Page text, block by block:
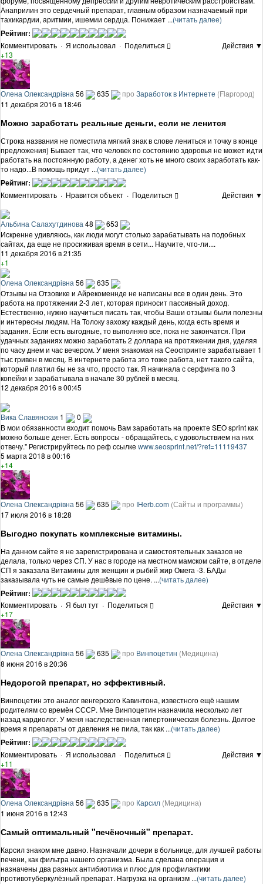
Анаприлин это сердечный препарат, главным образом назначаемый при
тахикардии, аритмии, ишемии сердца. Понижает ...(читать далее)
Рейтинг:
Комментировать · Я использовал · Поделиться
Действия ▼
+13
Олена Олександрівна 56 635 про Заработок в Интернете (Flapгород)
11 декабря 2016 в 18:46
Можно заработать реальные деньги, если не ленится
Строка названия не поместила мягкий знак в слове лениться и точку в конце
предложения) Бывает так, что человек по состоянию здоровья не может идти
работать на постоянную работу, а денег хоть не много своих заработать как-
то надо...В помощь придут ...(читать далее)
Рейтинг:
Комментировать · Нравится объект · Поделиться Действия ▼
Альбина Салахутдинова48
653
Искренне удивляюсь, как люди могут столько зарабатывать на подобных
сайтах, да еще не просиживая время в сети... Научите, что-ли....
11 декабря 2016 в 21:35
+1
Олена Олександрівна 56
635
Отзывы на Отзовике и Айрекоменнде не написаны все в один день. Это
работа на протяжении 2-3 лет, которая приносит пассивный доход.
Естественно, нужно научиться писать так, чтобы Ваши отзывы были полезны
и интересны людям. На Толоку захожу каждый день, когда есть время и
задания. Если есть выгодные, то выполняю все, пока не закончатся. При
удачных заданиях можно заработать 2 доллара на протяжении дня, уделяя
по часу днем и час вечером. У меня знакомая на Сеоспринте зарабатывает 1
тыс гривен в месяц. В интернете работа это тоже работа, нет такого сайта,
который платил бы не за что, просто так. Я начинала с серфинга по 3
копейки и зарабатывала в начале 30 рублей в месяц.
12 декабря 2016 в 00:45
Вика Славянская 1
0
В мои обязанности входит помочь Вам заработать на проекте SEO sprint как
можно больше денег. Есть вопросы - обращайтесь, с удовольствием на них
отвечу." Регистрируйтесь по реф ссылке www.seosprint.net/?ref=11119437
5 марта 2018 в 00:16
+14
Олена Олександрівна 56 635 про IHerb.com (Сайты и программы)
17 июля 2016 в 18:28
Выгодно покупать комплексные витамины.
На данном сайте я не зарегистрирована и самостоятельных заказов не
делала, только через СП. У нас в городе на местном мамском сайте, в отделе
СП я заказала Витамины для женщин и рыбий жир Омега -3. БАДы
заказывала чуть не самые дешёвые по цене. ...(читать далее)
Рейтинг:
Комментировать · Я был тут · Поделиться
Действия ▼
+17
Олена Олександрівна56 635 про Винпоцетин (Медицина)
8 июня 2016 в 20:36
Недорогой препарат, но эффективный.
Винпоцетин это аналог венгерского Кавинтона, известного ещё нашим
родителям со времён СССР. Мне Винпоцетин назначила несколько лет
назад кардиолог. У меня наследственная гипертоническая болезнь. Долгое
время я препараты от давления не пила, так как ...(читать далее)
Рейтинг:
Комментировать · Я использовал · Поделиться
Действия ▼
+11
Олена Олександрівна 56 635 про Карсил (Медицина)
1 июня 2016 в 12:43
Самый оптимальный "печёночный" препарат.
Карсил знаком мне давно. Назначали дочери в больнице, для лучшей работы
печени, как фильтра нашего организма. Была сделана операция и
назначены два разных антибиотика и плюс для профилактики
противотуберкулёзный препарат. Нагрузка на организм ...(читать далее)